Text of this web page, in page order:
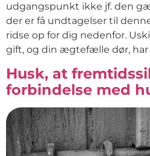
udgangspunkt ikke jf. den
der er få undtagelser til
ridse op for dig nedenfor.
gift, og din ægtefælle dør,
Husk, at
forbindelse med